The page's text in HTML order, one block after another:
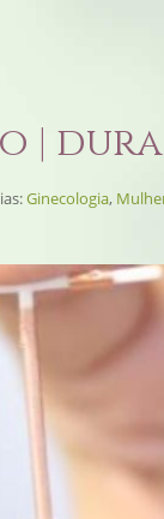
|
Ginecologia,